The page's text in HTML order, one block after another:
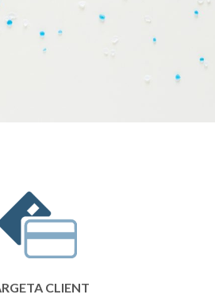
CLIENT